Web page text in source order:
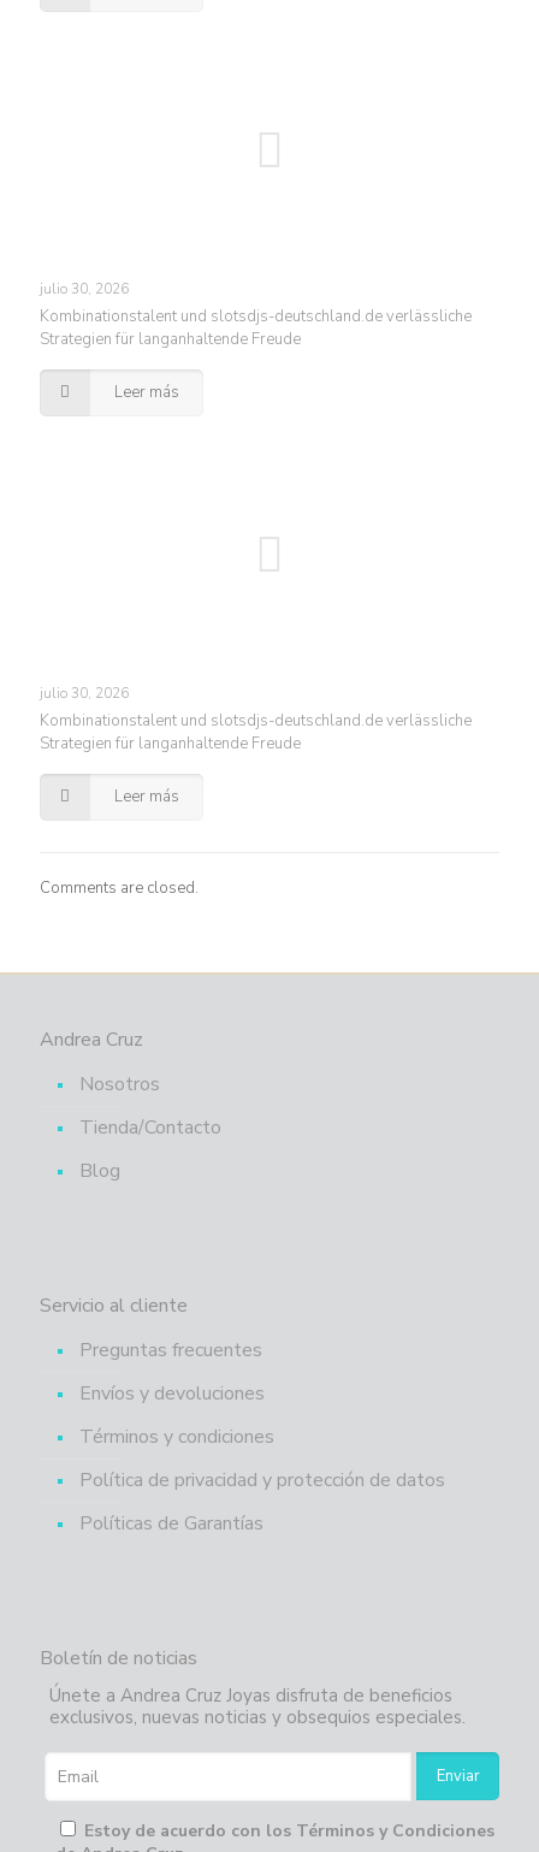
julio 30, 2026
Kombinationstalent und slotsdjs-deutschland.de verlässliche
Strategien für langanhaltende Freude
Leer más
julio 30, 2026
Kombinationstalent und slotsdjs-deutschland.de verlässliche
Strategien für langanhaltende Freude
Leer más
Comments are closed.
Andrea Cruz
Nosotros
Tienda/Contacto
Blog
Servicio al cliente
Preguntas frecuentes
Envíos y devoluciones
Términos y condiciones
Política de privacidad y protección de datos
Políticas de Garantías
Boletín de noticias
Únete a Andrea Cruz Joyas disfruta de beneficios
exclusivos, nuevas noticias y obsequios especiales.
Estoy de acuerdo con los Términos y Condiciones